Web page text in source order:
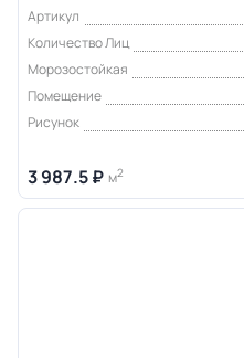
Артикул
Количество Лиц
Морозостойкая
Помещение
Рисунок
3 987.5 ₽ м2